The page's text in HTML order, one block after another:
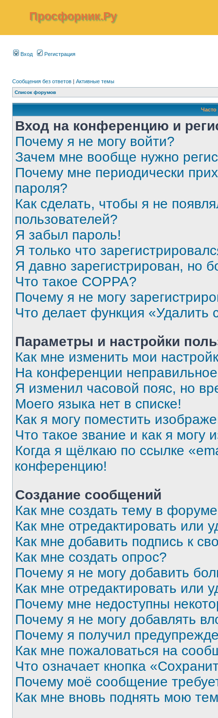
Просфорник.Ру
Вход Регистрация
Сообщения без ответов | Активные темы
Список форумов
Вход на конференцию и
Почему я не могу войти?
Зачем мне вообще нужно
Почему мне периодически
пароля?
Как сделать, чтобы я не
пользователей?
Я забыл пароль!
Я только что
Я давно зарегистрирован, но
Что такое COPPA?
Почему я не могу
Что делает функция «Удалить
Параметры и настройки
Как мне изменить мои
На конференции
Я изменил часовой пояс, но
Моего языка нет в списке!
Как я могу поместить
Что такое звание и как я могу
Когда я щёлкаю по ссылке
конференцию!
Создание сообщений
Как мне создать тему в
Как мне отредактировать или
Как мне добавить подпись к
Как мне создать опрос?
Почему я не могу добавить
Как мне отредактировать или
Почему мне недоступны
Почему я не могу добавлять
Почему я получил
Как мне пожаловаться на
Что означает кнопка
Почему моё сообщение
Как мне вновь поднять мою